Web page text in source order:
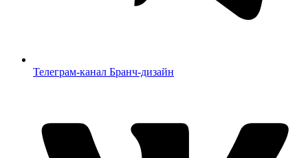
Телеграм-канал Бранч-дизайн